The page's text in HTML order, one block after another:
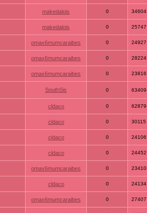
makedalois 0 34604
makedalois 0 25747
omax6mumcaraibes 0 24927
omax6mumcaraibes 0 28224
omax6mumcaraibes 0 23816
SouthSis 0 63409
cldaco 0 62879
cldaco 0 30115
cldaco 0 24106
cldaco 0 24452
omax6mumcaraibes 0 23410
cldaco 0 24134
omax6mumcaraibes 0 27407